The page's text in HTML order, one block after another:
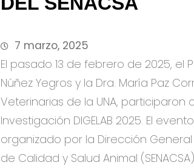
7 marzo, 2025
El pasado 13 de febrero de 2025, el
Núñez Yegros y la Dra. María Paz
Veterinarias de la UNA,
Investigación DIGELAB 2025. El
organizado por la Dirección General
de Calidad y Salud Animal